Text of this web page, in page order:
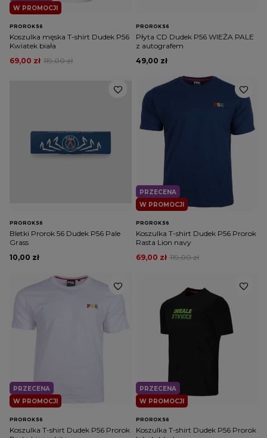
W PROMOCJI
PROROK 56
Koszulka męska T-shirt Dudek P56
Kwiatek biała
119,00 zł
69,00 zł
PROROK 56
Płyta CD Dudek P56 WIEŻA PALE
z autografem
49,00 zł
PROROK 56
Bletki Prorok 56 Dudek P56 Pale
Grass
10,00 zł
W PROMOCJI
PRZECENA
PROROK 56
Koszulka T-shirt Dudek P56 Prorok
Rasta Lion navy
119,00 zł
69,00 zł
W PROMOCJI
PRZECENA
PROROK 56
Koszulka T-shirt Dudek P56 Prorok
W PROMOCJI
PRZECENA
PROROK 56
Koszulka T-shirt Dudek P56 Prorok